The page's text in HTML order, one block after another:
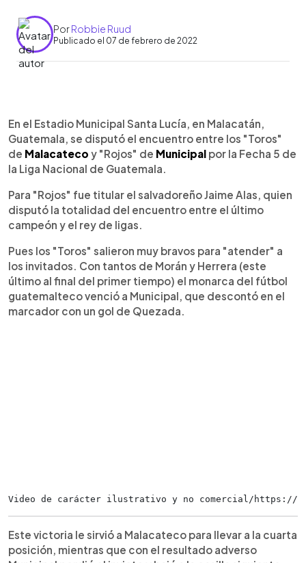
PorRobbie Ruud
Publicado el 07 de febrero de 2022
► Escuchar artículo
En el Estadio Municipal Santa Lucía, en Malacatán,
Guatemala, se disputó el encuentro entre los "Toros"
de Malacateco y "Rojos" de Municipal por la Fecha 5 de
la Liga Nacional de Guatemala.
Para "Rojos" fue titular el salvadoreño Jaime Alas, quien
disputó la totalidad del encuentro entre el último
campeón y el rey de ligas.
Pues los "Toros" salieron muy bravos para "atender" a
los invitados. Con tantos de Morán y Herrera (este
último al final del primer tiempo) el monarca del fútbol
guatemalteco venció a Municipal, que descontó en el
marcador con un gol de Quezada.
Video de carácter ilustrativo y no comercial/https://
Este victoria le sirvió a Malacateco para llevar a la cuarta
posición, mientras que con el resultado adverso